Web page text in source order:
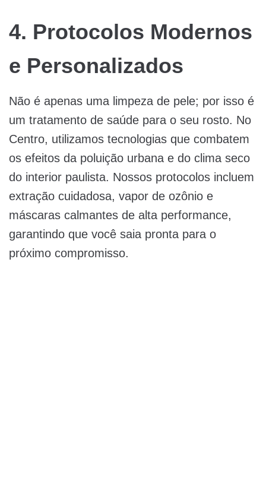
4. Protocolos Modernos
e Personalizados
Não é apenas uma limpeza de pele; por isso é
um tratamento de saúde para o seu rosto. No
Centro, utilizamos tecnologias que combatem
os efeitos da poluição urbana e do clima seco
do interior paulista. Nossos protocolos incluem
extração cuidadosa, vapor de ozônio e
máscaras calmantes de alta performance,
garantindo que você saia pronta para o
próximo compromisso.